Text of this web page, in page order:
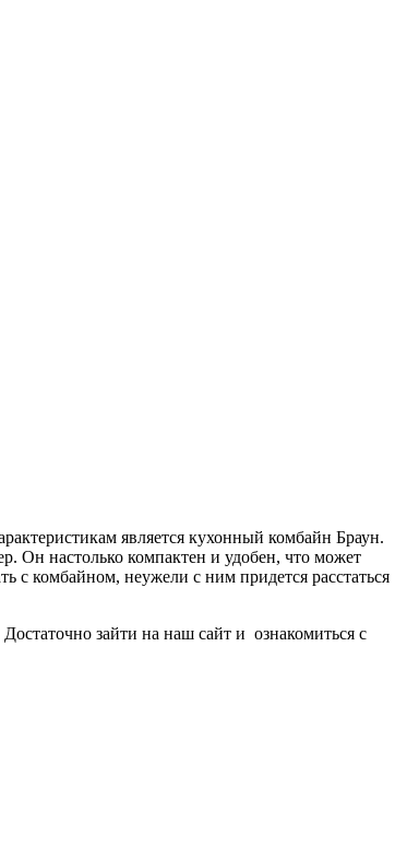
является кухонный комбайн Браун.
Он настолько компактен и удобен, что может
с комбайном, неужели с ним придется расстаться
зайти на наш сайт и ознакомиться с